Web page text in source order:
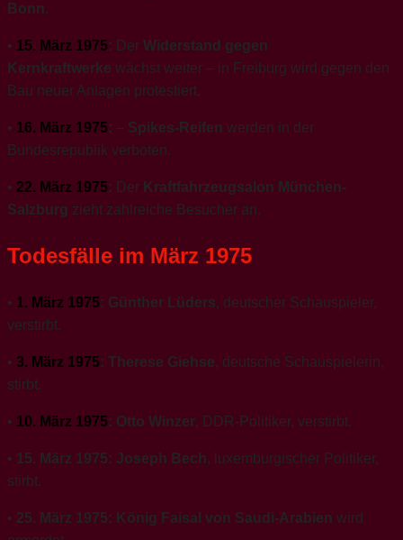
Bonn.
• 15. März 1975: Der Widerstand gegen
Kernkraftwerke wächst weiter – in Freiburg wird gegen den
Bau neuer Anlagen protestiert.
• 16. März 1975: – Spikes-Reifen werden in der
Bundesrepublik verboten.
• 22. März 1975: Der Kraftfahrzeugsalon München-
Salzburg zieht zahlreiche Besucher an.
Todesfälle im März 1975
• 1. März 1975: Günther Lüders, deutscher Schauspieler,
verstirbt.
• 3. März 1975: Therese Giehse, deutsche Schauspielerin,
stirbt.
• 10. März 1975: Otto Winzer, DDR-Politiker, verstirbt.
• 15. März 1975: Joseph Bech, luxemburgischer Politiker,
stirbt.
• 25. März 1975: König Faisal von Saudi-Arabien wird